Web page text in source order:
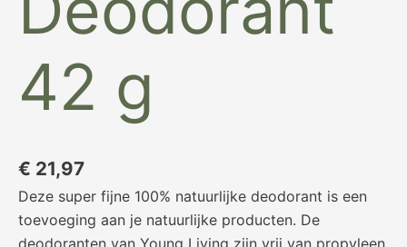
42 g
€ 21,97
Deze super fijne 100% natuurlijke deodorant is een
toevoeging aan je natuurlijke producten. De
deodoranten van Young Living zijn vrij van propyleen